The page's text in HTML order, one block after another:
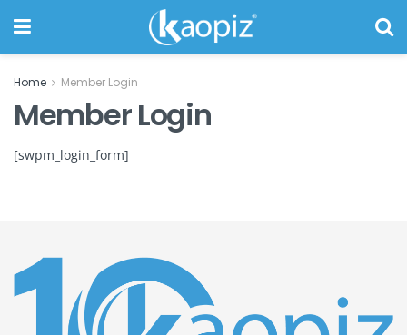
Home Member Login
Member Login
[swpm_login_form]